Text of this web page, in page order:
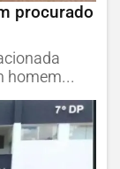
procurado
homem...